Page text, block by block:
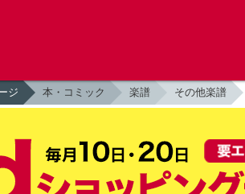
ジ 本・コミック 楽譜 その他楽譜